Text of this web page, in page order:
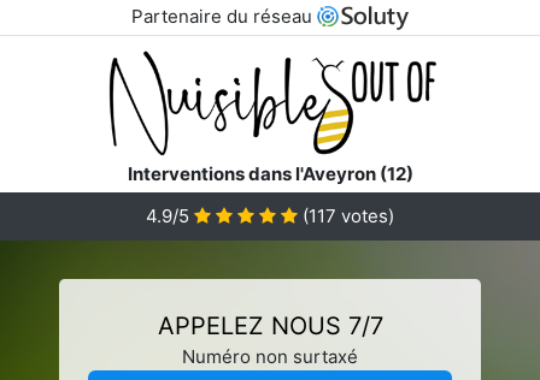
Partenaire du réseau
Interventions dans l'Aveyron (12)
4.9/5
(117 votes)
APPELEZ NOUS 7/7
Numéro non surtaxé